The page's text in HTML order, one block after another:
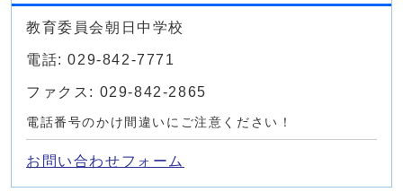
教育委員会朝日中学校
電話: 029-842-7771
ファクス: 029-842-2865
電話番号のかけ間違いにご注意ください！
お問い合わせフォーム